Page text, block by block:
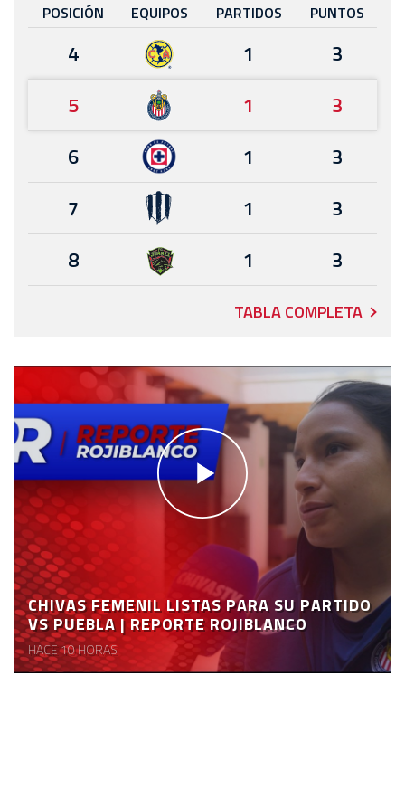
POSICIÓN EQUIPOS PARTIDOS PUNTOS
4 1
3
5
1
3
6
1
3
7
1
3
8
1 3
TABLA COMPLETA
CHIVAS FEMENIL LISTAS PARA SU PARTIDO
VS PUEBLA | REPORTE ROJIBLANCO
HACE 10 HORAS